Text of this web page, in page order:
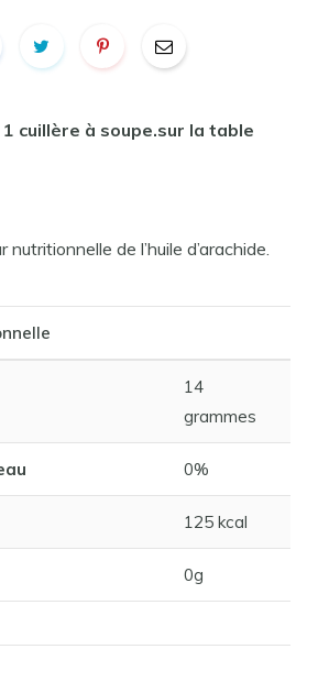
1 cuillère à soupe.sur la table
de l’huile d’arachide.
14
grammes
0%
125 kcal
0g